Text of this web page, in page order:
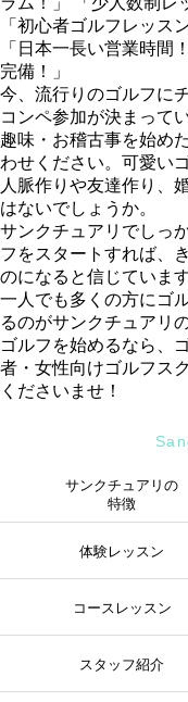
「初心者ゴルフレッス
「日本一長い営業時間
完備！」
今、流行りのゴルフに
コンペ参加が決まって
趣味・お稽古事を始め
わせください。可愛い
人脈作りや友達作り、
はないでしょうか。
サンクチュアリでしっ
フをスタートすれば、
のになると信じています
一人でも多くの方にゴ
るのがサンクチュアリ
ゴルフを始めるなら、
者・女性向けゴルフス
くださいませ！
サンクチュアリの
特徴
体験レッスン
コースレッスン
スタッフ紹介